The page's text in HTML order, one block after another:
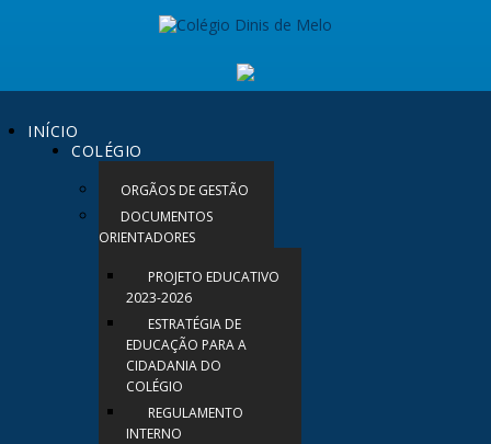
INÍCIO
COLÉGIO
ORGÃOS DE GESTÃO
DOCUMENTOS
ORIENTADORES
PROJETO EDUCATIVO
2023-2026
ESTRATÉGIA DE
EDUCAÇÃO PARA A
CIDADANIA DO
COLÉGIO
REGULAMENTO
INTERNO